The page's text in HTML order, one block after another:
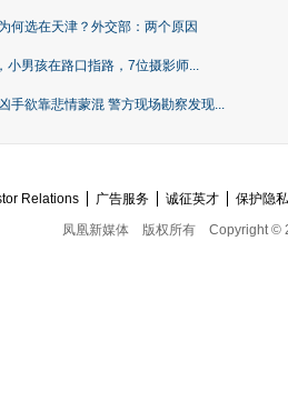
何选在天津？外交部：两个原因
小男孩在路口指路，7位摄影师...
手欲靠悲情蒙混 警方现场勘察发现...
Relations 广告服务 诚征英才
保护隐
凤凰新媒体
版权所有 Copyright ©